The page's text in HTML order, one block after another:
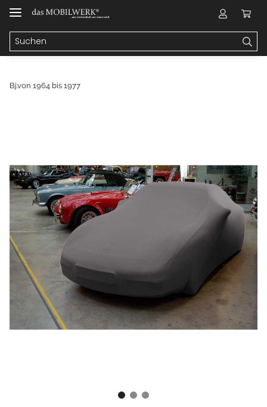
Bj.von 1964 bis 1977